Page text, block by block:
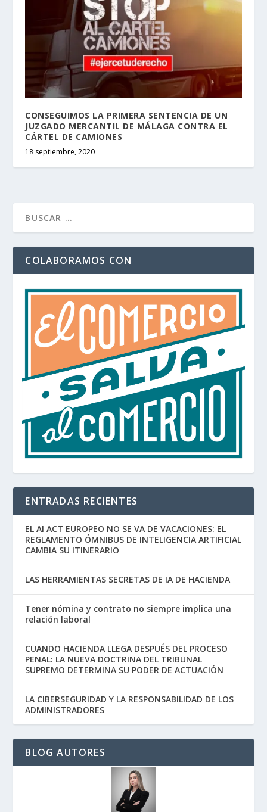
CONSEGUIMOS LA PRIMERA SENTENCIA DE UN
JUZGADO MERCANTIL DE MÁLAGA CONTRA EL
CÁRTEL DE CAMIONES
18 septiembre, 2020
COLABORAMOS CON
ENTRADAS RECIENTES
EL AI ACT EUROPEO NO SE VA DE VACACIONES: EL
REGLAMENTO ÓMNIBUS DE INTELIGENCIA ARTIFICIAL
CAMBIA SU ITINERARIO
LAS HERRAMIENTAS SECRETAS DE IA DE HACIENDA
Tener nómina y contrato no siempre implica una
relación laboral
CUANDO HACIENDA LLEGA DESPUÉS DEL PROCESO
PENAL: LA NUEVA DOCTRINA DEL TRIBUNAL
SUPREMO DETERMINA SU PODER DE ACTUACIÓN
LA CIBERSEGURIDAD Y LA RESPONSABILIDAD DE LOS
ADMINISTRADORES
BLOG AUTORES